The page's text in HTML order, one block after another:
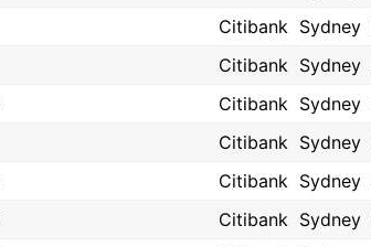
Citibank Sydney
Citibank Sydney
Citibank Sydney
Citibank Sydney
Citibank Sydney
Citibank Sydney